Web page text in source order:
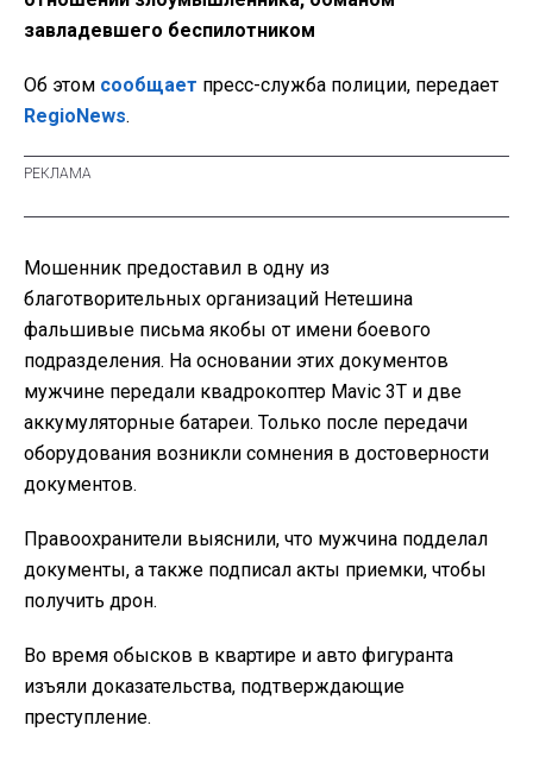
завладевшего беспилотником
Об этом сообщает пресс-служба полиции, передает
RegioNews.
Мошенник предоставил в одну из
благотворительных организаций Нетешина
фальшивые письма якобы от имени боевого
подразделения. На основании этих документов
мужчине передали квадрокоптер Mavic 3T и две
аккумуляторные батареи. Только после передачи
оборудования возникли сомнения в достоверности
документов.
Правоохранители выяснили, что мужчина подделал
документы, а также подписал акты приемки, чтобы
получить дрон.
Во время обысков в квартире и авто фигуранта
изъяли доказательства, подтверждающие
преступление.